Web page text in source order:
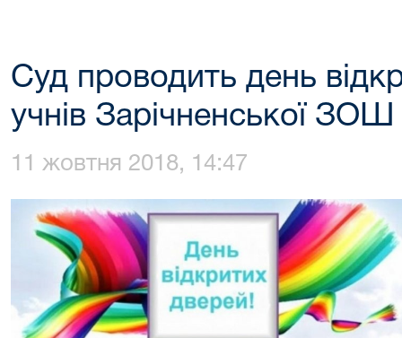
Суд проводить день
учнів Зарічненської ЗОШ
11 жовтня 2018, 14:47